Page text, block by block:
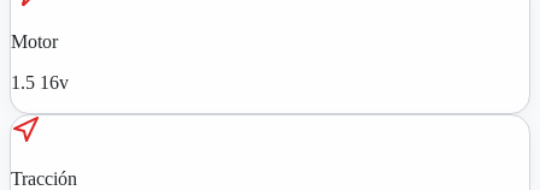
Motor
1.5 16v
Tracción